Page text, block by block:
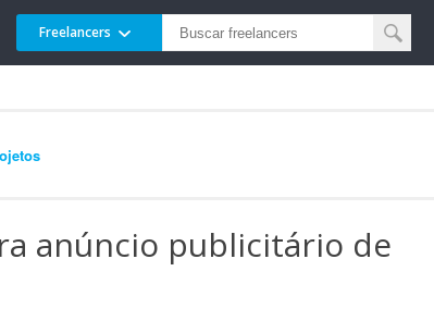
Freelancers
anúncio publicitário de